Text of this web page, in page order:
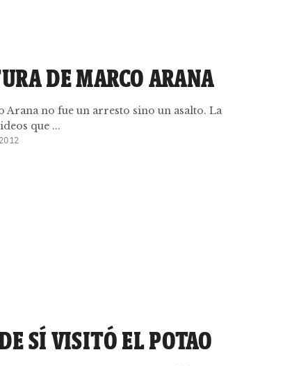
DE MARCO ARANA
no fue un arresto sino un asalto. La
que ...
SÍ VISITÓ EL POTAO